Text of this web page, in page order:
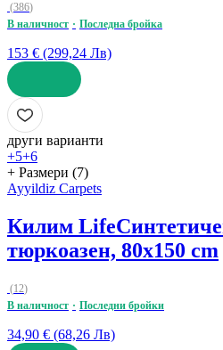
(386)
В наличност
Последна бройка
153 € (299,24 Лв)
ДОБАВИ
други варианти
+5+6
+ Размери (7)
Ayyildiz Carpets
Килим Life
тюркоазен, 80x150 cm
(12)
В наличност
Последни бройки
34,90 € (68,26 Лв)